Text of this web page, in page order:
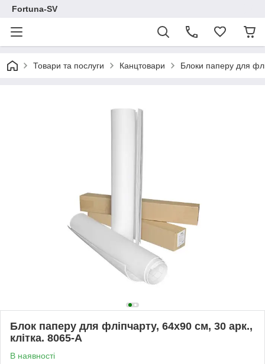
Fortuna-SV
Товари та послуги Канцтовари Блоки паперу для
Блок паперу для фліпчарту, 64х90 см, 30 арк.,
клітка. 8065-A
В наявності